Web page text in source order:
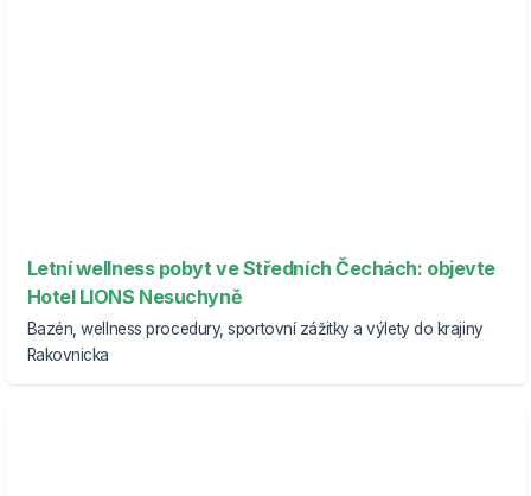
Letní wellness pobyt ve Středních Čechách: objevte
Hotel LIONS Nesuchyně
Bazén, wellness procedury, sportovní zážitky a výlety do krajiny
Rakovnicka